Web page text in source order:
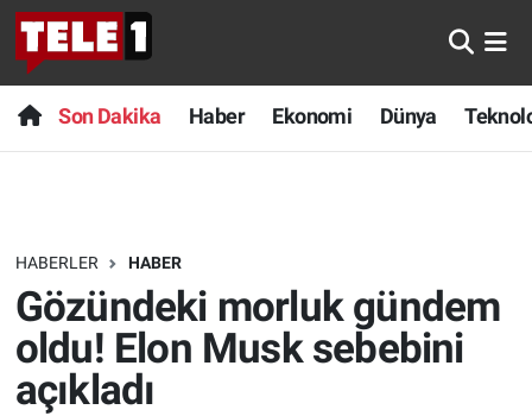
Son Dakika Haber Ekonomi Dünya
HABERLER HABER
Gözündeki morluk gündem
oldu! Elon Musk sebebini
açıkladı
Anında Manşet
Başka Sohbetler
Bilim turu
Bilim ve Teknoloji Evreni
Doğa Konuşuyor
Son Dakika
Haber
Dünya
Teknoloji
Sağlık
Nöbetçi Eczaneler
Hava Durumu
Trafik Durumu
Süper Lig Puan Durumu ve Fikstür
Tüm Manşetler